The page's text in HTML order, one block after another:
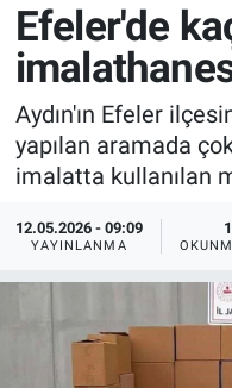
Efeler'de
Aydın'ın Efeler
yapılan aramada
imalatta kullanılan
12.05.2026 - 09:09
YAYINLANMA